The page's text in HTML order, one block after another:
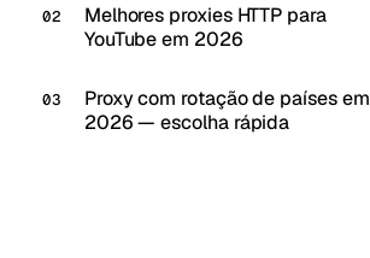
Melhores proxies HTTP para
YouTube em 2026
Proxy com rotação de países em
2026 — escolha rápida